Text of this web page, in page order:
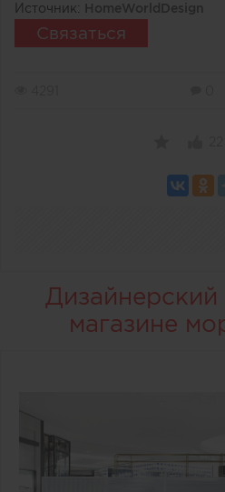
Источник: HomeWorldDesign
Связаться
магазине